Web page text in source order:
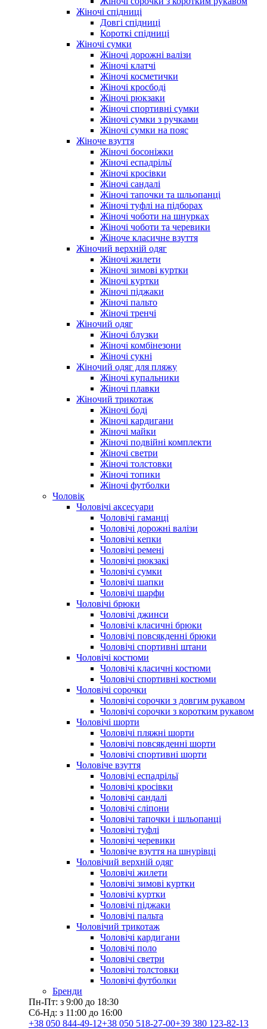
Жіночі спідниці
Довгі спідниці
Короткі спідниці
Жіночі сумки
Жіночі дорожні валізи
Жіночі клатчі
Жіночі косметички
Жіночі кросбоді
Жіночі рюкзаки
Жіночі спортивні сумки
Жіночі сумки з ручками
Жіночі сумки на пояс
Жіноче взуття
Жіночі босоніжки
Жіночі еспадрільї
Жіночі кросівки
Жіночі сандалі
Жіночі тапочки та шльопанці
Жіночі туфлі на підборах
Жіночі чоботи на шнурках
Жіночі чоботи та черевики
Жіноче класичне взуття
Жіночий верхній одяг
Жіночі жилети
Жіночі зимові куртки
Жіночі куртки
Жіночі піджаки
Жіночі пальто
Жіночі тренчі
Жіночий одяг
Жіночі блузки
Жіночі комбінезони
Жіночі сукні
Жіночий одяг для пляжу
Жіночі купальники
Жіночі плавки
Жіночий трикотаж
Жіночі боді
Жіночі кардигани
Жіночі майки
Жіночі подвійні комплекти
Жіночі светри
Жіночі толстовки
Жіночі топики
Жіночі футболки
Чоловік
Чоловічі аксесуари
Чоловічі гаманці
Чоловічі дорожні валізи
Чоловічі кепки
Чоловічі ремені
Чоловічі рюкзакі
Чоловічі сумки
Чоловічі шапки
Чоловічі шарфи
Чоловічі брюки
Чоловічі джинси
Чоловічі класичні брюки
Чоловічі повсякденні брюки
Чоловічі спортивні штани
Чоловічі костюми
Чоловічі класичні костюми
Чоловічі спортивні костюми
Чоловічі сорочки
Чоловічі сорочки з довгим рукавом
Чоловічі сорочки з коротким рукавом
Чоловічі шорти
Чоловічі пляжні шорти
Чоловічі повсякденні шорти
Чоловічі спортивні шорти
Чоловіче взуття
Чоловічі еспадрільї
Чоловічі кросівки
Чоловічі сандалі
Чоловічі сліпони
Чоловічі тапочки і шльопанці
Чоловічі туфлі
Чоловічі черевики
Чоловіче взуття на шнурівці
Чоловічий верхній одяг
Чоловічі жилети
Чоловічі зимові куртки
Чоловічі куртки
Чоловічі піджаки
Чоловічі пальта
Чоловічий трикотаж
Чоловічі кардигани
Чоловічі поло
Чоловічі светри
Чоловічі толстовки
Чоловічі футболки
Бренди
Пн-Пт: з 9:00 до 18:30
Сб-Нд: з 11:00 до 16:00
+38 050 844-49-12+38 050 518-27-00+39 380 123-82-13